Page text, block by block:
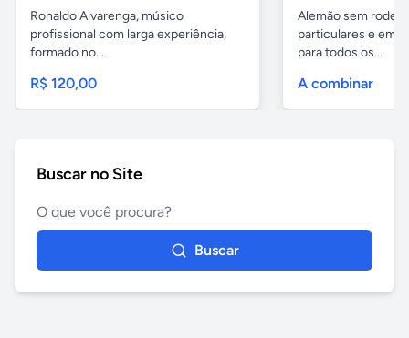
Ronaldo Alvarenga, músico
profissional com larga experiência,
formado no...
R$ 120,00
Alemão sem
particulares e em
para todos os...
A combinar
Buscar no Site
Buscar